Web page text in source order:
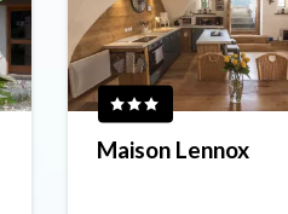
Maison Lennox